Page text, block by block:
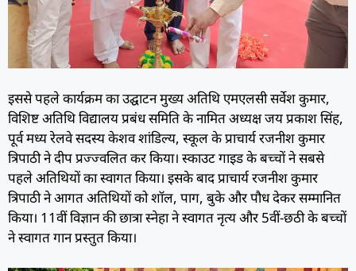
इससे पहले कार्यक्रम का उद्घाटन मुख्य अतिथि एमएलसी सर्वेश कुमार,
विशिष्ट अतिथि विद्यालय प्रबंध समिति के नामित अध्यक्ष जय प्रकाश सिंह,
पूर्व मध्य रेलवे सदस्य केशव शांडिल्य, स्कूल के प्राचार्य रजनीश कुमार
त्रिपाठी ने दीप प्रज्ज्वलित कर किया। स्काउट गाइड के बच्चों ने सबसे
पहले अतिथियों का स्वागत किया। इसके बाद प्राचार्य रजनीश कुमार
त्रिपाठी ने आगत अतिथियों को शॉल, पाग, बुके और पौध देकर सम्मानित
किया। 11वीं विज्ञान की छात्रा स्नेहा ने स्वागत नृत्य और 5वीं-छठी के बच्चों
ने स्वागत गान प्रस्तुत किया।